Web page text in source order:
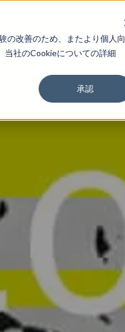
の改善のため、またより個人向
当社のCookieについての詳細
承認
Work Findings